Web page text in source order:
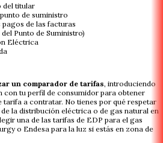
del titular
de suministro
de las facturas
Punto de Suministro)
Eléctrica
un comparador de tarifas, introduciendo
con tu perfil de consumidor para obtener
tarifa a contratar. No tienes por qué respetar
la distribución eléctrica o de gas natural en
una de las tarifas de EDP para el gas
o Endesa para la luz si estás en zona de